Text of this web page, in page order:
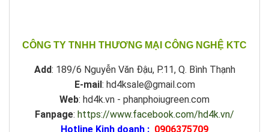
CÔNG TY TNHH THƯƠNG MẠI CÔNG NGHỆ KTC
Add: 189/6 Nguyễn Văn Đậu, P.11, Q. Bình Thạnh
E-mail: hd4ksale@gmail.com
Web: hd4k.vn - phanphoiugreen.com
Fanpage: https://www.facebook.com/hd4k.vn/
Hotline Kinh doanh : 0906375709